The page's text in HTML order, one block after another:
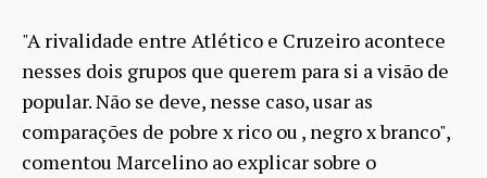
"A rivalidade entre Atlético e Cruzeiro acontece
nesses dois grupos que querem para si a visão de
popular. Não se deve, nesse caso, usar as
comparações de pobre x rico ou , negro x branco",
comentou Marcelino ao explicar sobre o